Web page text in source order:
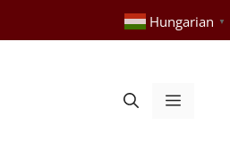
Hungarian ▼
Menü